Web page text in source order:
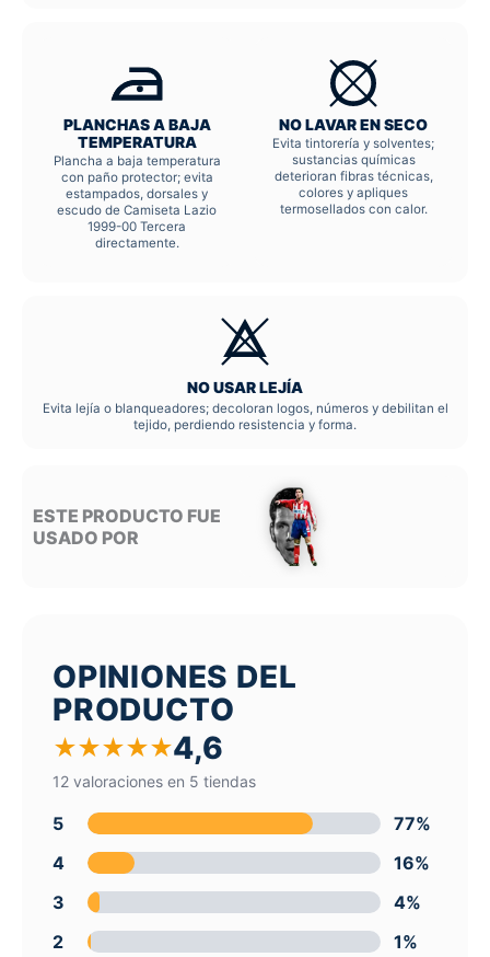
PLANCHAS A BAJA
TEMPERATURA
Plancha a baja temperatura
con paño protector; evita
estampados, dorsales y
escudo de Camiseta Lazio
1999-00 Tercera
directamente.
NO LAVAR EN SECO
Evita tintorería y solventes;
sustancias químicas
deterioran fibras técnicas,
colores y apliques
termosellados con calor.
NO USAR LEJÍA
Evita lejía o blanqueadores; decoloran logos, números y debilitan el
tejido, perdiendo resistencia y forma.
ESTE PRODUCTO FUE
USADO POR
OPINIONES DEL
PRODUCTO
★★★★★4,6
12 valoraciones en 5 tiendas
5
77%
4
16%
3
4%
2
1%